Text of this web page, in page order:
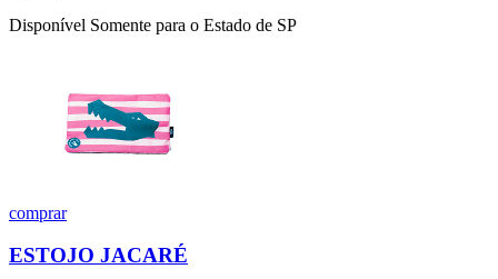
Disponível Somente para o Estado de SP
comprar
ESTOJO JACARÉ